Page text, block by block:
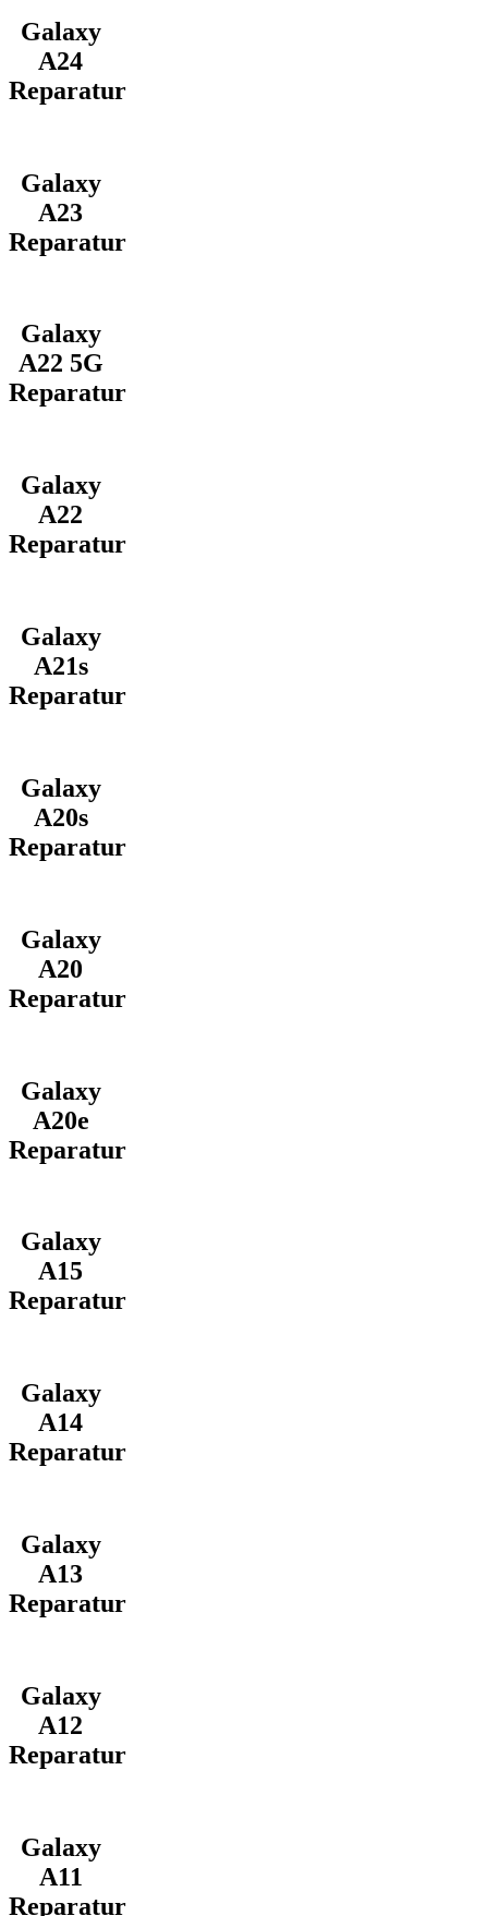
Galaxy
A24
Reparatur
Galaxy
A23
Reparatur
Galaxy
A22 5G
Reparatur
Galaxy
A22
Reparatur
Galaxy
A21s
Reparatur
Galaxy
A20s
Reparatur
Galaxy
A20
Reparatur
Galaxy
A20e
Reparatur
Galaxy
A15
Reparatur
Galaxy
A14
Reparatur
Galaxy
A13
Reparatur
Galaxy
A12
Reparatur
Galaxy
A11
Reparatur